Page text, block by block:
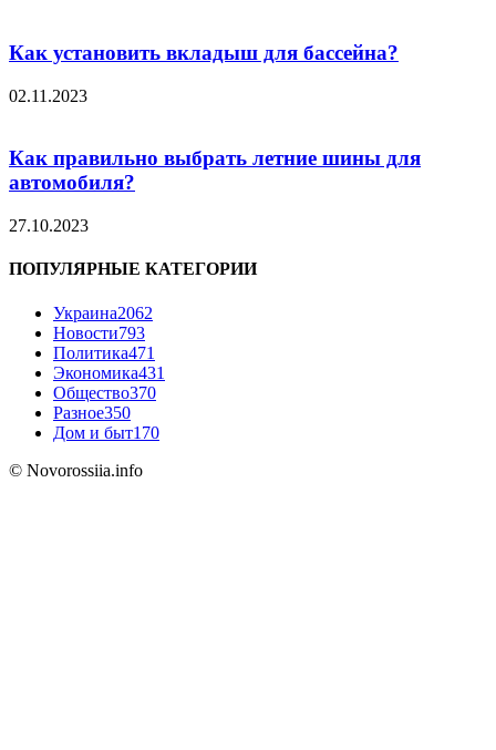
Как установить вкладыш для бассейна?
02.11.2023
Как правильно выбрать летние шины для
автомобиля?
27.10.2023
ПОПУЛЯРНЫЕ КАТЕГОРИИ
Украина2062
Новости793
Политика471
Экономика431
Общество370
Разное350
Дом и быт170
© Novorossiia.info